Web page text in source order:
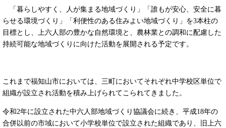
「暮らしやすく、人が集まる地域づくり」「誰もが安心、安全に暮
らせる環境づくり」「利便性のある住みよい地域づくり」を3本柱の
目標とし、上六人部の豊かな自然環境と、農林業との調和に配慮した
持続可能な地域づくりに向けた活動を展開される予定です。
これまで福知山市においては、三町においてそれぞれ中学校区単位で
組織が設立され活動を積み上げられてこられてきました。
令和2年に設立された中六人部地域づくり協議会に続き、平成18年の
合併以前の市域において小学校単位で設立された組織であり、旧上六